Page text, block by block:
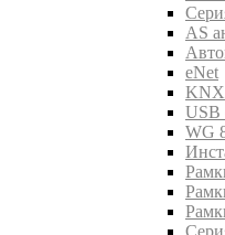
AS
eNet
KNX
USB
WG